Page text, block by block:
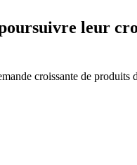
leur
croissante de